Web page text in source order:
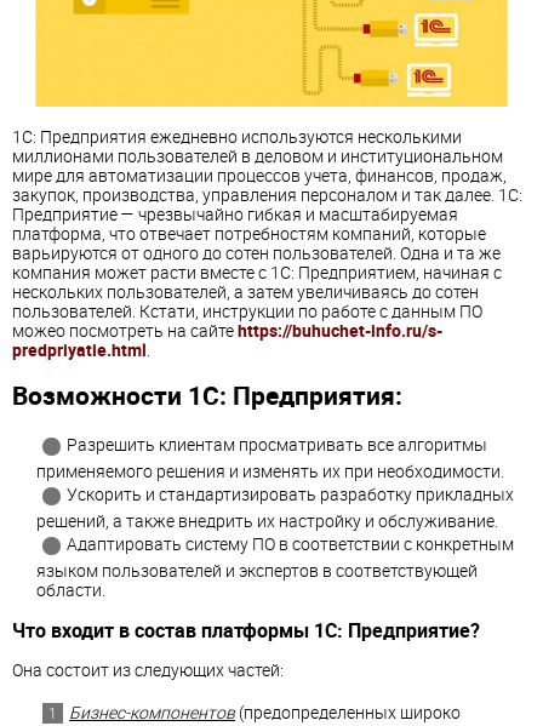
1С: Предприятия ежедневно используются несколькими
миллионами пользователей в деловом и институциональном
мире для автоматизации процессов учета, финансов, продаж,
закупок, производства, управления персоналом и так далее. 1С:
Предприятие — чрезвычайно гибкая и масштабируемая
платформа, что отвечает потребностям компаний, которые
варьируются от одного до сотен пользователей. Одна и та же
компания может расти вместе с 1С: Предприятием, начиная с
нескольких пользователей, а затем увеличиваясь до сотен
пользователей. Кстати, инструкции по работе с данным ПО
можео посмотреть на сайтеhttps://buhuchet-info.ru/s-
predpriyatie.html.
Возможности 1С: Предприятия:
Разрешить клиентам просматривать все алгоритмы
применяемого решения и изменять их при необходимости.
Ускорить и стандартизировать разработку прикладных
решений, а также внедрить их настройку и обслуживание.
Адаптировать систему ПО в соответствии с конкретным
языком пользователей и экспертов в соответствующей
области.
Что входит в состав платформы 1С: Предприятие?
Она состоит из следующих частей:
Бизнес-компонентов(предопределенных широко